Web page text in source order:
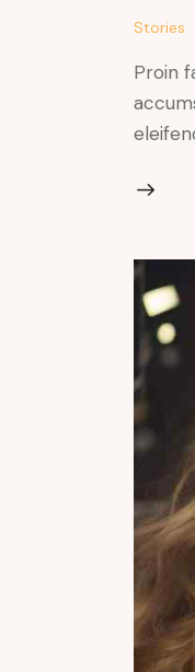
Stories
Proin